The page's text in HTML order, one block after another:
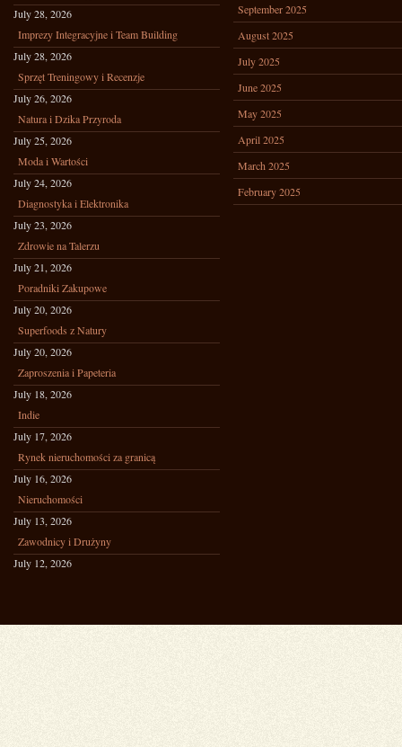
July 28, 2026
Imprezy Integracyjne i Team Building
July 28, 2026
Sprzęt Treningowy i Recenzje
July 26, 2026
Natura i Dzika Przyroda
July 25, 2026
Moda i Wartości
July 24, 2026
Diagnostyka i Elektronika
July 23, 2026
Zdrowie na Talerzu
July 21, 2026
Poradniki Zakupowe
July 20, 2026
Superfoods z Natury
July 20, 2026
Zaproszenia i Papeteria
July 18, 2026
Indie
July 17, 2026
Rynek nieruchomości za granicą
July 16, 2026
Nieruchomości
July 13, 2026
Zawodnicy i Drużyny
July 12, 2026
September 2025
August 2025
July 2025
June 2025
May 2025
April 2025
March 2025
February 2025